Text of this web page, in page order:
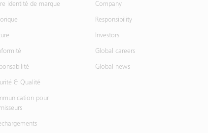
identité de marque
& Qualité
pour
Company
Responsibility
Investors
Global careers
Global news